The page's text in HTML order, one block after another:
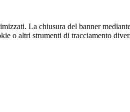
La chiusura del banner
o altri strumenti di tracciamento